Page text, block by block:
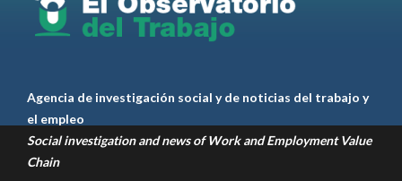
1 1 Twitter
Agencia de investigación social y de noticias del trabajo y
el empleo
Social investigation and news of Work and Employment Value
Chain